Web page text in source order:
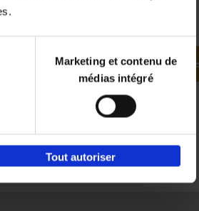
Marketing et contenu de
médias intégré
Tout autoriser
Ajouter au